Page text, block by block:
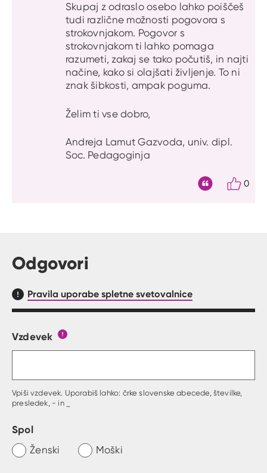
Skupaj z odraslo osebo lahko poiščeš
tudi različne možnosti pogovora s
strokovnjakom. Pogovor s
strokovnjakom ti lahko pomaga
razumeti, zakaj se tako počutiš, in najti
načine, kako si olajšati življenje. To ni
znak šibkosti, ampak poguma.
Želim ti vse dobro,
Andreja Lamut Gazvoda, univ. dipl.
Soc. Pedagoginja
0
Odgovori
Pravila uporabe spletne svetovalnice
Obrazec, kjer lahko zastaviš vprašanje
Vzdevek
Vpiši vzdevek. Uporabiš lahko: črke slovenske abecede, številke,
presledek, - in _
Spol
Ženski Moški